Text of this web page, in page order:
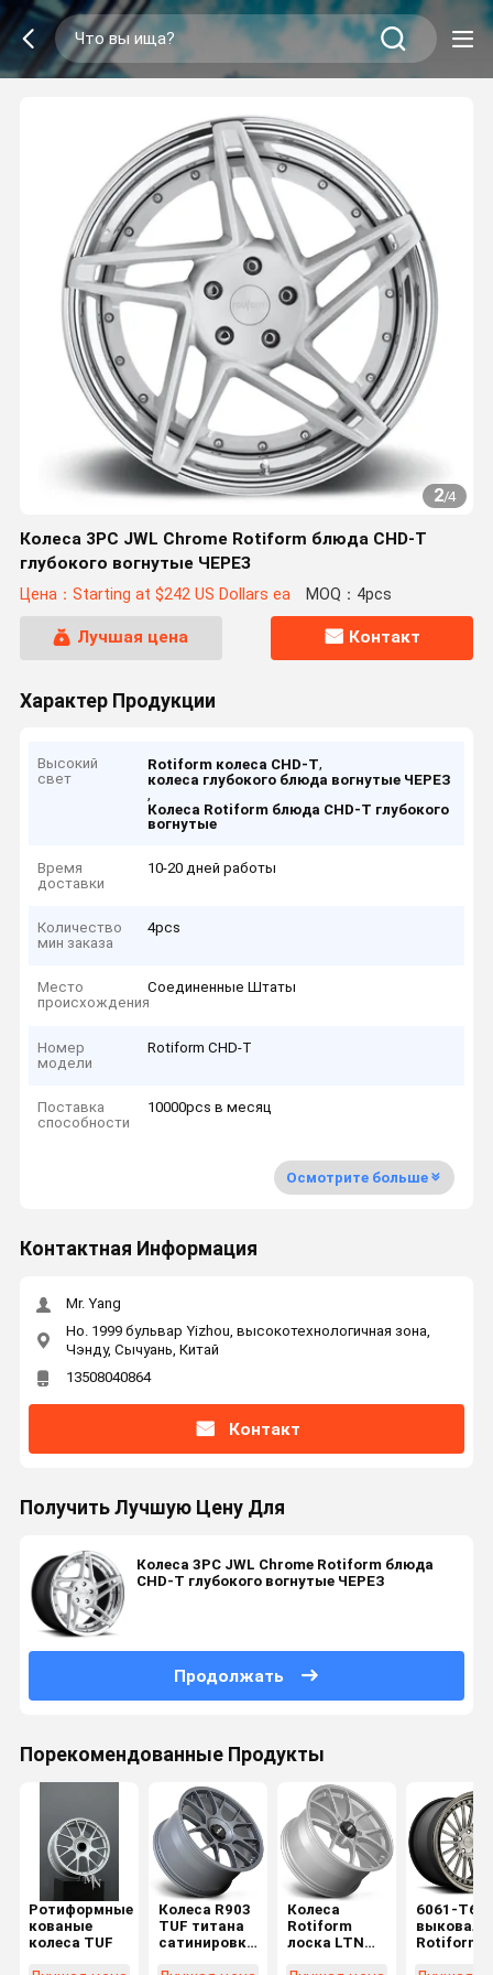
2/4
Колеса 3PC JWL Chrome Rotiform блюда CHD-T
глубокого вогнутые ЧЕРЕЗ
Цена：Starting at $242 US Dollars ea MOQ：4pcs
Лучшая цена Контакт
Характер Продукции
Высокий
свет
Rotiform колеса CHD-T,
колеса глубокого блюда вогнутые ЧЕРЕЗ
,
Колеса Rotiform блюда CHD-T глубокого
вогнутые
Время
доставки
10-20 дней работы
Количество
мин заказа
4pcs
Место
происхождения
Соединенные Штаты
Номер
модели
Rotiform CHD-T
Поставка
способности
10000pcs в месяц
Осмотрите больше
Контактная Информация
Mr. Yang
Но. 1999 бульвар Yizhou, высокотехнологичная зона,
Чэнду, Сычуань, Китай
13508040864
Контакт
Получить Лучшую Цену Для
Колеса 3PC JWL Chrome Rotiform блюда
CHD-T глубокого вогнутые ЧЕРЕЗ
Продолжать
Порекомендованные Продукты
Ротиформные
кованые
колеса TUF
Колеса R903
TUF титана
сатинировки
Колеса
Rotiform
лоска LTN
6061-T6
выковало
Rotiform